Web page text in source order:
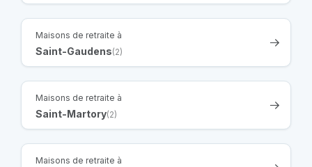
Maisons de retraite à
Saint-Gaudens(2)
Maisons de retraite à
Saint-Martory(2)
Maisons de retraite à